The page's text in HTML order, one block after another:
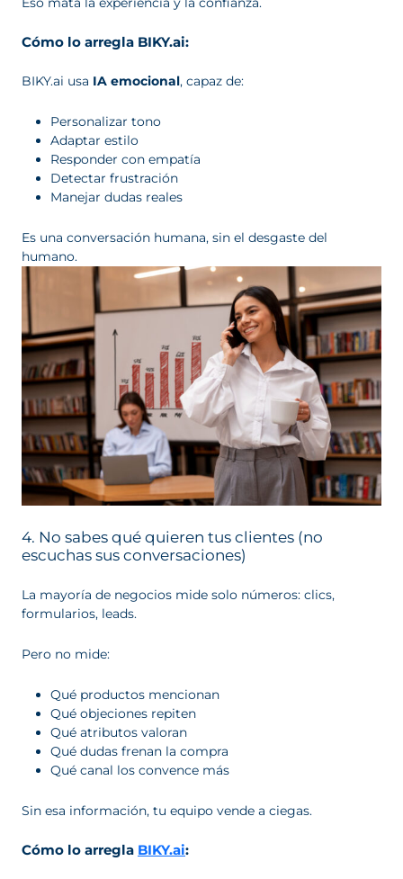
Cómo lo arregla BIKY.ai:
BIKY.ai usa IA emocional, capaz de:
Personalizar tono
Adaptar estilo
Responder con empatía
Detectar frustración
Manejar dudas reales
Es una conversación humana, sin el desgaste del
humano.
4. No sabes qué quieren tus clientes (no
escuchas sus conversaciones)
La mayoría de negocios mide solo números: clics,
formularios, leads.
Pero no mide:
Qué productos mencionan
Qué objeciones repiten
Qué atributos valoran
Qué dudas frenan la compra
Qué canal los convence más
Sin esa información, tu equipo vende a ciegas.
Cómo lo arregla BIKY.ai: